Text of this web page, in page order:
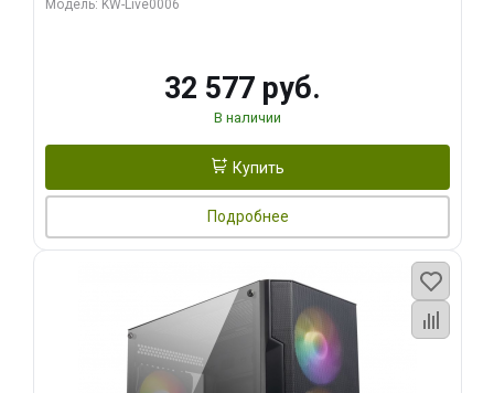
Модель: KW-Live0006
32 577 руб.
В наличии
Купить
Подробнее